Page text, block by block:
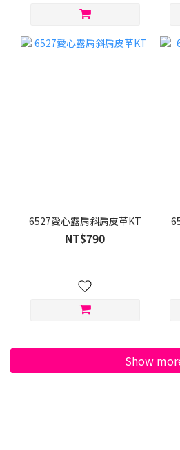
6527愛心露肩斜肩皮革KT
NT$790
Show